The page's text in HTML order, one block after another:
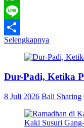
WhatsApp
Line
Share
Selengkapnya
Dur-Padi, Ketika
8 Juli 2026 Bali Sharing